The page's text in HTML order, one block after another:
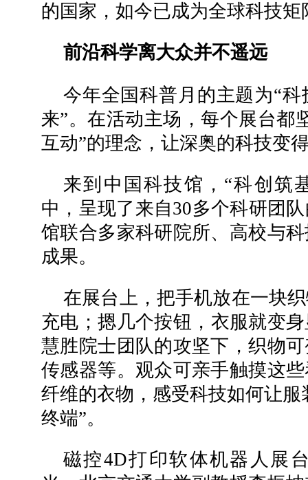
的国家，如今已成为全球科技
前沿科学离大众并不遥远
今年全国科普月的主题为“
来”。在活动主场，每个展台都
互动”的理念，让深奥的科技变
来到中国科技馆，“科创筑
中，呈现了来自30多个科研团
馆联合多家科研院所、高校与
成果。
在展台上，把手机放在一块
充电；摁几个按钮，衣服就变
慧胜院士团队的攻坚下，织物
传感器等。观众可亲手触摸这
纤维的衣物，感受科技如何让服
终端”。
磁控4D打印软体机器人展